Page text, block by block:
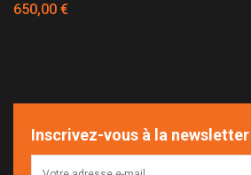
650,00 €
Inscrivez-vous à la newsletter